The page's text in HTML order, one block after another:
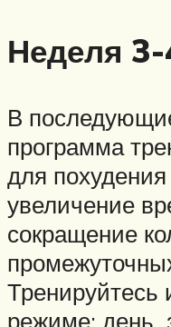
Неделя
В
программа
для похудения
увеличение
сокращение
Тренируйтесь
режиме: день